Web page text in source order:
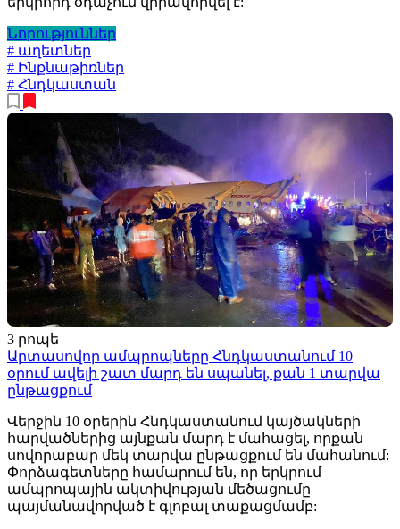
Նորություններ
# աղետներ
# Ինքնաթիռներ
# Հնդկաստան
3 րոպե
Արտասովոր ամպրոպները Հնդկաստանում 10
օրում ավելի շատ մարդ են սպանել, քան 1 տարվա
ընթացքում
Վերջին 10 օրերին Հնդկաստանում կայծակների
հարվածներից այնքան մարդ է մահացել, որքան
սովորաբար մեկ տարվա ընթացքում են մահանում:
Փորձագետները համարում են, որ երկրում
ամպրոպային ակտիվության մեծացումը
պայմանավորված է գլոբալ տաքացմամբ: